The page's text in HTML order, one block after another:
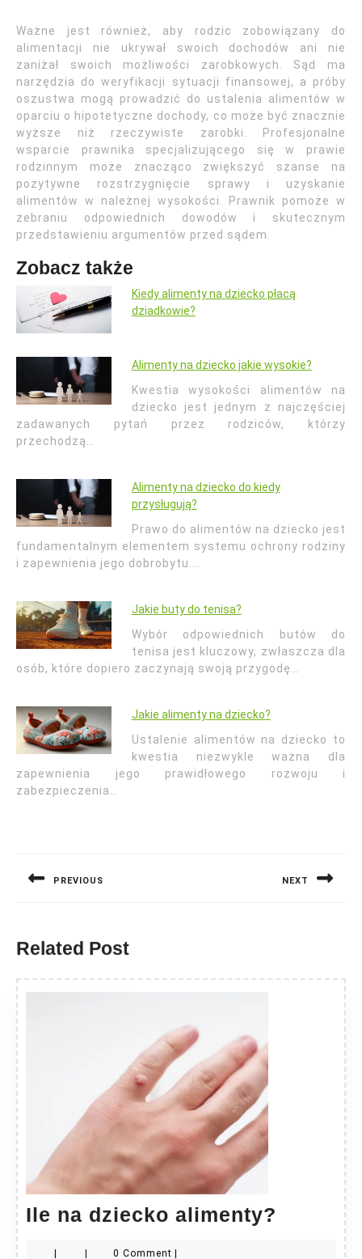
Ważne jest również, aby rodzic zobowiązany do
alimentacji nie ukrywał swoich dochodów ani nie
zaniżał swoich możliwości zarobkowych. Sąd ma
narzędzia do weryfikacji sytuacji finansowej, a próby
oszustwa mogą prowadzić do ustalenia alimentów w
oparciu o hipotetyczne dochody, co może być znacznie
wyższe niż rzeczywiste zarobki. Profesjonalne
wsparcie prawnika specjalizującego się w prawie
rodzinnym może znacząco zwiększyć szanse na
pozytywne rozstrzygnięcie sprawy i uzyskanie
alimentów w należnej wysokości. Prawnik pomoże w
zebraniu odpowiednich dowodów i skutecznym
przedstawieniu argumentów przed sądem.
Zobacz także
Kiedy alimenty na dziecko płacą
dziadkowie?
Alimenty na dziecko jakie wysokie?
Kwestia wysokości alimentów na
dziecko jest jednym z najczęściej
zadawanych pytań przez rodziców, którzy
przechodzą…
Alimenty na dziecko do kiedy
przysługują?
Prawo do alimentów na dziecko jest
fundamentalnym elementem systemu ochrony rodziny
i zapewnienia jego dobrobytu.…
Jakie buty do tenisa?
Wybór odpowiednich butów do
tenisa jest kluczowy, zwłaszcza dla
osób, które dopiero zaczynają swoją przygodę…
Jakie alimenty na dziecko?
Ustalenie alimentów na dziecko to
kwestia niezwykle ważna dla
zapewnienia jego prawidłowego rozwoju i
zabezpieczenia…
PREVIOUS NEXT
Related Post
Ile na dziecko alimenty?
0 Comment